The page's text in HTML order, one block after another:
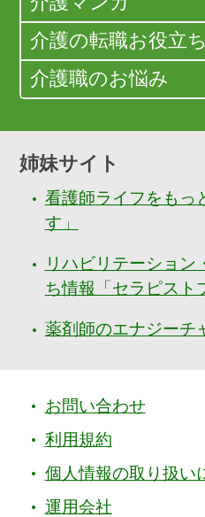
介護の転職お役立ち
介護職のお悩み
姉妹サイト
看護師ライフをもっ
す」
リハビリテーション
ち情報「セラピスト
薬剤師のエナジーチ
お問い合わせ
利用規約
個人情報の取り扱い
運用会社